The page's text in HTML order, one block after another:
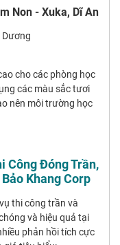
Non - Xuka, Dĩ An
Dương
cho các phòng học
các màu sắc tươi
nên môi trường học
Công Đóng Trần,
Khang Corp
thi công trần và
và hiệu quả tại
phản hồi tích cực